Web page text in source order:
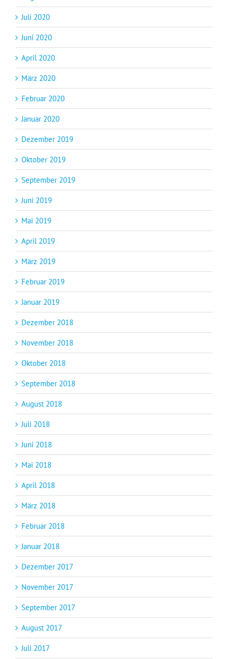
Juli 2020
Juni 2020
April 2020
März 2020
Februar 2020
Januar 2020
Dezember 2019
Oktober 2019
September 2019
Juni 2019
Mai 2019
April 2019
März 2019
Februar 2019
Januar 2019
Dezember 2018
November 2018
Oktober 2018
September 2018
August 2018
Juli 2018
Juni 2018
Mai 2018
April 2018
März 2018
Februar 2018
Januar 2018
Dezember 2017
November 2017
September 2017
August 2017
Juli 2017